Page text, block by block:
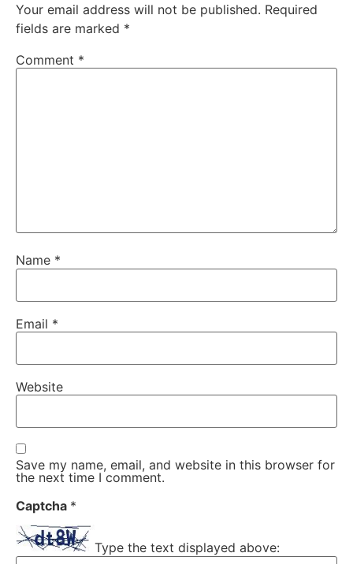
Your email address will not be published. Required
fields are marked *
Comment *
Name *
Email *
Website
Save my name, email, and website in this browser for
the next time I comment.
Captcha *
Type the text displayed above: